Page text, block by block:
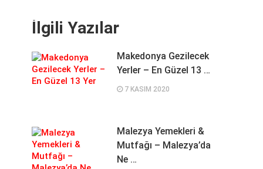
İlgili Yazılar
Makedonya Gezilecek
Yerler – En Güzel 13 …
7 KASIM 2020
Malezya Yemekleri &
Mutfağı – Malezya’da
Ne …